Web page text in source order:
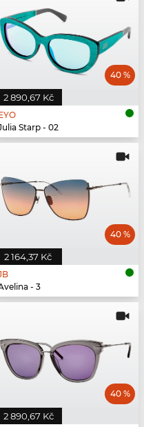
2 890,67 Kč
40 %
Starp - 02
2 164,37 Kč
40 %
- 3
2 890,67 Kč
40 %